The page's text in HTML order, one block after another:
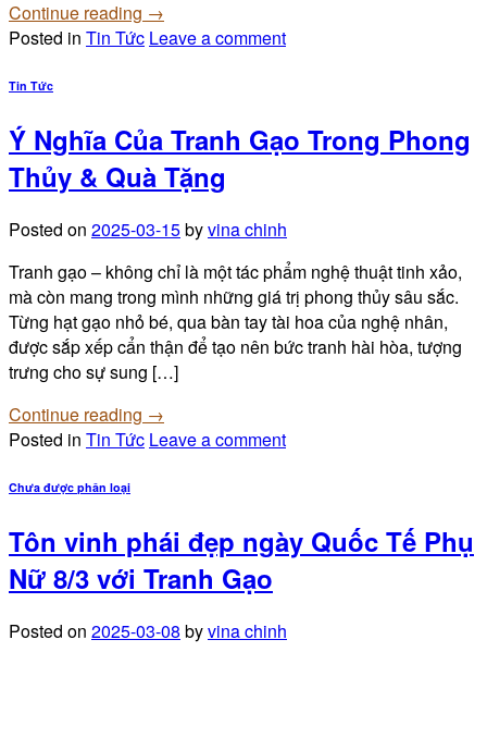
Continue reading →
Posted in Tin Tức Leave a comment
Tin Tức
Ý Nghĩa Của Tranh Gạo Trong Phong
Thủy & Quà Tặng
Posted on 2025-03-15byvina chinh
Tranh gạo – không chỉ là một tác phẩm nghệ thuật tinh xảo,
mà còn mang trong mình những giá trị phong thủy sâu sắc.
Từng hạt gạo nhỏ bé, qua bàn tay tài hoa của nghệ nhân,
được sắp xếp cẩn thận để tạo nên bức tranh hài hòa, tượng
trưng cho sự sung […]
Continue reading →
Posted in Tin Tức Leave a comment
Chưa được phân loại
Tôn vinh phái đẹp ngày Quốc Tế Phụ
Nữ 8/3 với Tranh Gạo
Posted on 2025-03-08 byvina chinh